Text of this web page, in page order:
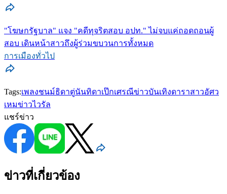
"โฆษกรัฐบาล" แจง "คดีทุจริตสอบ อปท." ไม่จบแค่ถอดถอนผู้
สอบ เดินหน้าสาวถึงผู้ร่วมขบวนการทั้งหมด
การเมืองทั่วไป
Tags:เพลงชนม์ธิดาตู่นันทิดาเป๊กเศรณีข่าวบันเทิงดาราสาวอัศว
เหมข่าวไวรัล
แชร์ข่าว
ข่าวที่เกี่ยวข้อง